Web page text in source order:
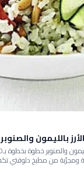
بالليمون والصنوبر